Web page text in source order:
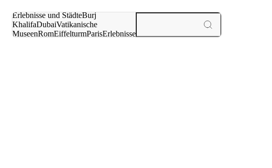
Erlebnisse und StädteBurj
KhalifaDubaiVatikanische
MuseenRomEiffelturmParisErlebnisse